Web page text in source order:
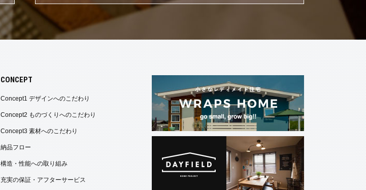
CONCEPT
Concept1 デザインへのこだわり
Concept2 ものづくりへのこだわり
Concept3 素材へのこだわり
納品フロー
構造・性能への取り組み
充実の保証・アフターサービス